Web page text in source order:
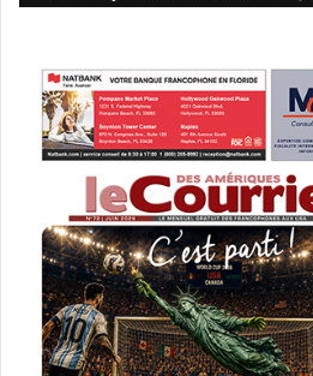
Deux frères lancent une
sur la bière ! Mais en revanche
performants en relations
Le 17 avril :